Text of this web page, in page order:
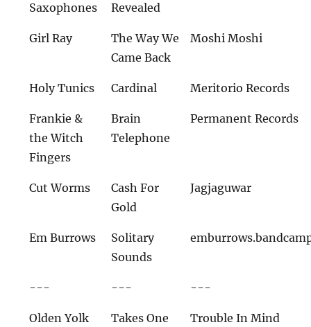
Saxophones
Revealed
Girl Ray
The Way We
Came Back
Moshi Moshi
Holy Tunics Cardinal Meritorio Records
Frankie &
the Witch
Fingers
Brain
Telephone
Permanent Records
Cut Worms
Cash For
Gold
Jagjaguwar
Em Burrows
Solitary
Sounds
--- --- ---
Olden Yolk
Takes One
Trouble In Mind